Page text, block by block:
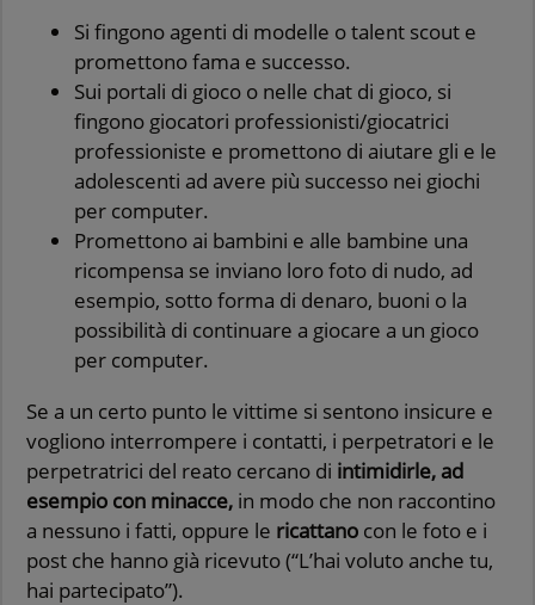
Si fingono agenti di modelle o talent scout e
promettono fama e successo.
Sui portali di gioco o nelle chat di gioco, si
fingono giocatori professionisti/giocatrici
professioniste e promettono di aiutare gli e le
adolescenti ad avere più successo nei giochi
per computer.
Promettono ai bambini e alle bambine una
ricompensa se inviano loro foto di nudo, ad
esempio, sotto forma di denaro, buoni o la
possibilità di continuare a giocare a un gioco
per computer.
Se a un certo punto le vittime si sentono insicure e
vogliono interrompere i contatti, i perpetratori e le
perpetratrici del reato cercano di intimidirle, ad
esempio con minacce, in modo che non raccontino
a nessuno i fatti, oppure le ricattano con le foto e i
post che hanno già ricevuto (“L’hai voluto anche tu,
hai partecipato”).